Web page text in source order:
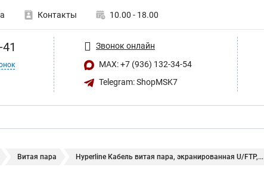
Контакты 10.00 - 18.00
Звонок онлайн
MAX: +7 (936) 132-34-54
Telegram: ShopMSK7
Витая пара Hyperline Кабель витая пара, экранированная U/FTP,...